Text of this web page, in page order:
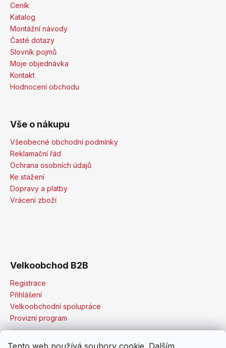
Tento web používá soubory cookie. Dalším
Ceník
Katalog
Montážní návody
Časté dotazy
Slovník pojmů
Moje objednávka
Kontakt
Hodnocení obchodu
Vše o nákupu
Všeobecné obchodní podmínky
Reklamační řád
Ochrana osobních údajů
Ke stažení
Dopravy a platby
Vrácení zboží
Velkoobchod B2B
Registrace
Přihlášení
Velkoobchodní spolupráce
Provizní program